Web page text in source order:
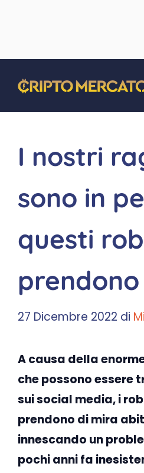
contenuto
I nostri
sono in
questi
27 Dicembre 2022 di
A causa della
che possono essere
sui social media, i
prendono di mira
innescando un
pochi anni fa